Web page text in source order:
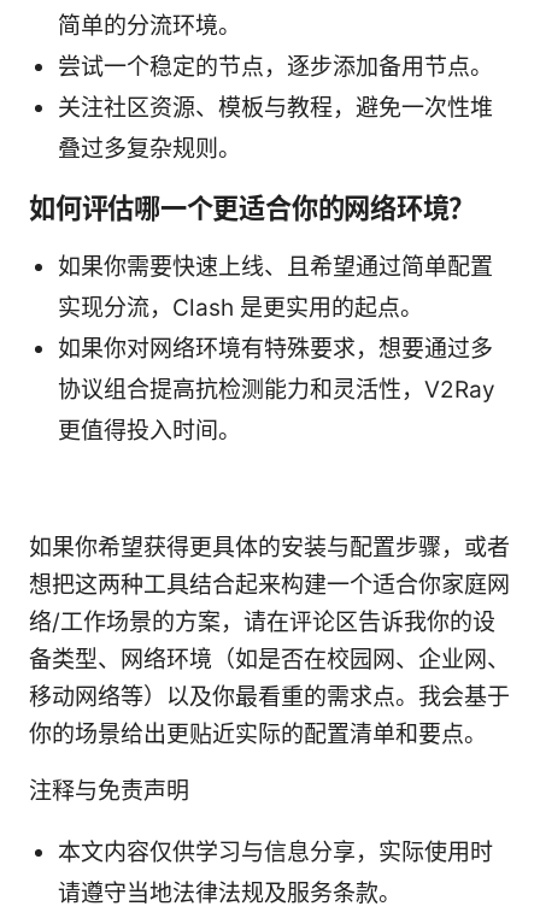
简单的分流环境。
尝试一个稳定的节点，逐步添加备用节点。
关注社区资源、模板与教程，避免一次性堆
叠过多复杂规则。
如何评估哪一个更适合你的网络环境？
如果你需要快速上线、且希望通过简单配置
实现分流，Clash 是更实用的起点。
如果你对网络环境有特殊要求，想要通过多
协议组合提高抗检测能力和灵活性，V2Ray
更值得投入时间。
如果你希望获得更具体的安装与配置步骤，或者
想把这两种工具结合起来构建一个适合你家庭网
络/工作场景的方案，请在评论区告诉我你的设
备类型、网络环境（如是否在校园网、企业网、
移动网络等）以及你最看重的需求点。我会基于
你的场景给出更贴近实际的配置清单和要点。
注释与免责声明
本文内容仅供学习与信息分享，实际使用时
请遵守当地法律法规及服务条款。